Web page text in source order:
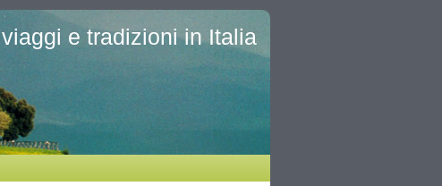
e tradizioni in Italia